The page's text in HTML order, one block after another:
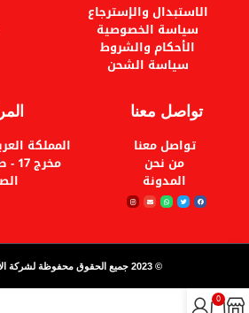
الاستبدال والإسترجاع
سياسة الخصوصية
الأحكام والشروط
سياسة الشحن
تواصل معنا
تواصل معنا
من نحن
المدونة
المملكة
© 2023 جميع الحقوق محفوظة لشركة الأجهزة العصرية.
0